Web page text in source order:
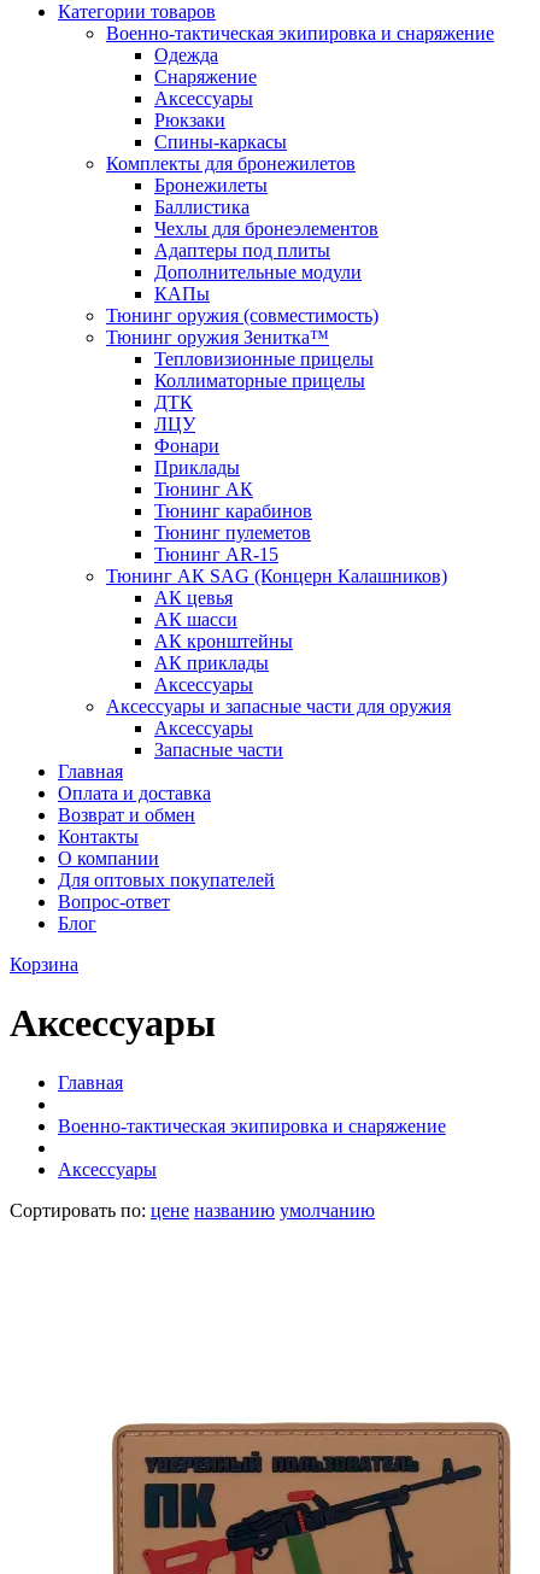
Категории товаров
Военно-тактическая экипировка и снаряжение
Одежда
Снаряжение
Аксессуары
Рюкзаки
Спины-каркасы
Комплекты для бронежилетов
Бронежилеты
Баллистика
Чехлы для бронеэлементов
Адаптеры под плиты
Дополнительные модули
КАПы
Тюнинг оружия (совместимость)
Тюнинг оружия Зенитка™
Тепловизионные прицелы
Коллиматорные прицелы
ДТК
ЛЦУ
Фонари
Приклады
Тюнинг АК
Тюнинг карабинов
Тюнинг пулеметов
Тюнинг AR-15
Тюнинг АК SAG (Концерн Калашников)
АК цевья
АК шасси
АК кронштейны
АК приклады
Аксессуары
Аксессуары и запасные части для оружия
Аксессуары
Запасные части
Главная
Оплата и доставка
Возврат и обмен
Контакты
О компании
Для оптовых покупателей
Вопрос-ответ
Блог
Корзина
Аксессуары
Главная
Военно-тактическая экипировка и снаряжение
Аксессуары
Сортировать по: цене названию умолчанию